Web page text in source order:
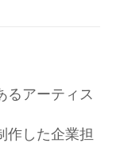
るアーティス
作した企業担